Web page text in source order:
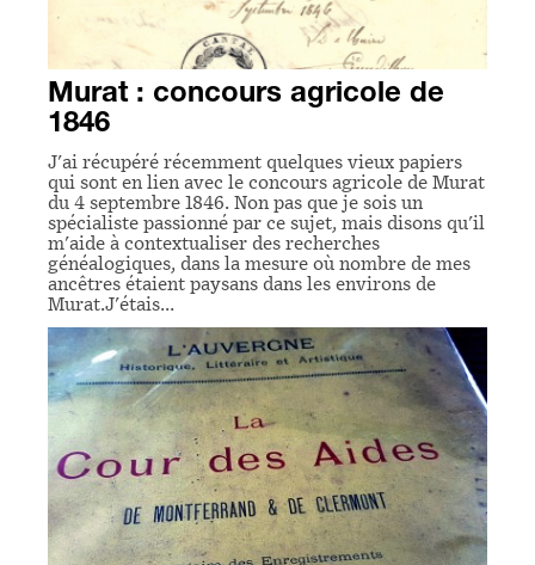
Murat : concours agricole de
1846
J'ai récupéré récemment quelques vieux papiers
qui sont en lien avec le concours agricole de Murat
du 4 septembre 1846. Non pas que je sois un
spécialiste passionné par ce sujet, mais disons qu'il
m'aide à contextualiser des recherches
généalogiques, dans la mesure où nombre de mes
ancêtres étaient paysans dans les environs de
Murat.J'étais…